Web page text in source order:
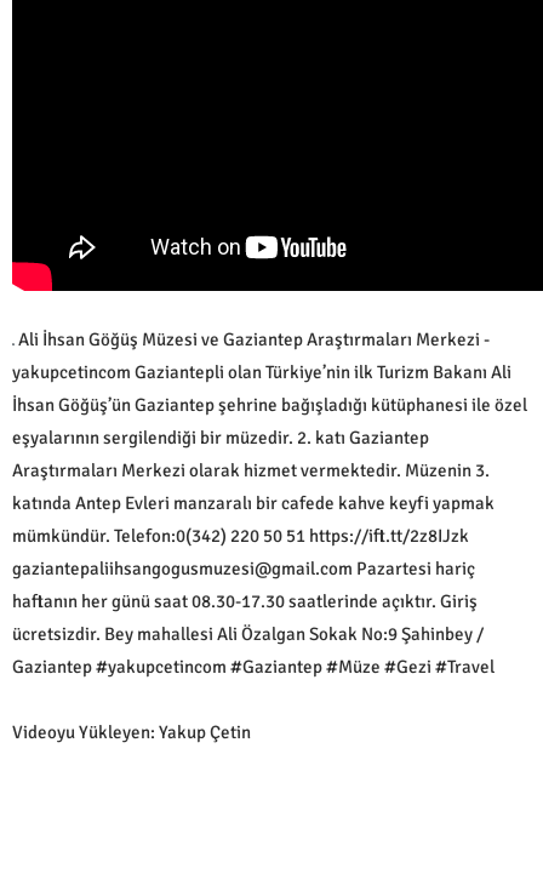
Ali İhsan Göğüş Müzesi ve Gaziantep Araştırmaları Merkezi -
yakupcetincom Gaziantepli olan Türkiye’nin ilk Turizm Bakanı Ali
İhsan Göğüş’ün Gaziantep şehrine bağışladığı kütüphanesi ile özel
eşyalarının sergilendiği bir müzedir. 2. katı Gaziantep
Araştırmaları Merkezi olarak hizmet vermektedir. Müzenin 3.
katında Antep Evleri manzaralı bir cafede kahve keyfi yapmak
mümkündür. Telefon:0(342) 220 50 51 https://ift.tt/2z8IJzk
gaziantepaliihsangogusmuzesi@gmail.com Pazartesi hariç
haftanın her günü saat 08.30-17.30 saatlerinde açıktır. Giriş
ücretsizdir. Bey mahallesi Ali Özalgan Sokak No:9 Şahinbey /
Gaziantep #yakupcetincom #Gaziantep #Müze #Gezi #Travel
Videoyu Yükleyen: Yakup Çetin